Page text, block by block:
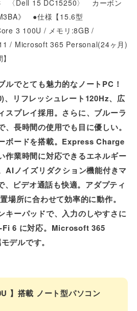
〈Dell 15 DC15250〉 カーボン
》 ●仕様【15.6型
3 100U / メモリ:8GB /
/ Microsoft 365 Personal(24ヶ月)
ルでとても魅力的なノートPC！
、リフレッシュレート120Hz、広
スプレイ採用。さらに、ブルーラ
、長時間の使用でも目に優しい。
ボードを搭載。Express Charge
作業時間に対応できるエネルギー
AIノイズリダクション機能付きマ
、ビデオ通話も快適。アダプティ
場所に合わせて効率的に動作。
キーパッドで、入力のしやすさに
Fi 6 に対応。Microsoft 365
デルです。
】搭載 ノート型パソコン